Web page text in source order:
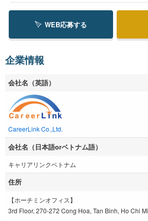
WEB応募する
企業情報
会社名（英語）
CareerLink Co.,Ltd.
会社名（日本語orベトナム語）
キャリアリンクベトナム
住所
【ホーチミンオフィス】
3rd Floor, 270-272 Cong Hoa, Tan Binh, Ho Chi